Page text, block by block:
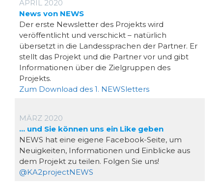
APRIL 2020
News von NEWS
Der erste Newsletter des Projekts wird
veröffentlicht und verschickt – natürlich
übersetzt in die Landessprachen der Partner. Er
stellt das Projekt und die Partner vor und gibt
Informationen über die Zielgruppen des
Projekts.
Zum Download des 1. NEWSletters
MÄRZ 2020
… und Sie können uns ein Like geben
NEWS hat eine eigene Facebook-Seite, um
Neuigkeiten, Informationen und Einblicke aus
dem Projekt zu teilen. Folgen Sie uns!
@KA2projectNEWS